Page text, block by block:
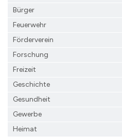
Bürger
Feuerwehr
Förderverein
Forschung
Freizeit
Geschichte
Gesundheit
Gewerbe
Heimat